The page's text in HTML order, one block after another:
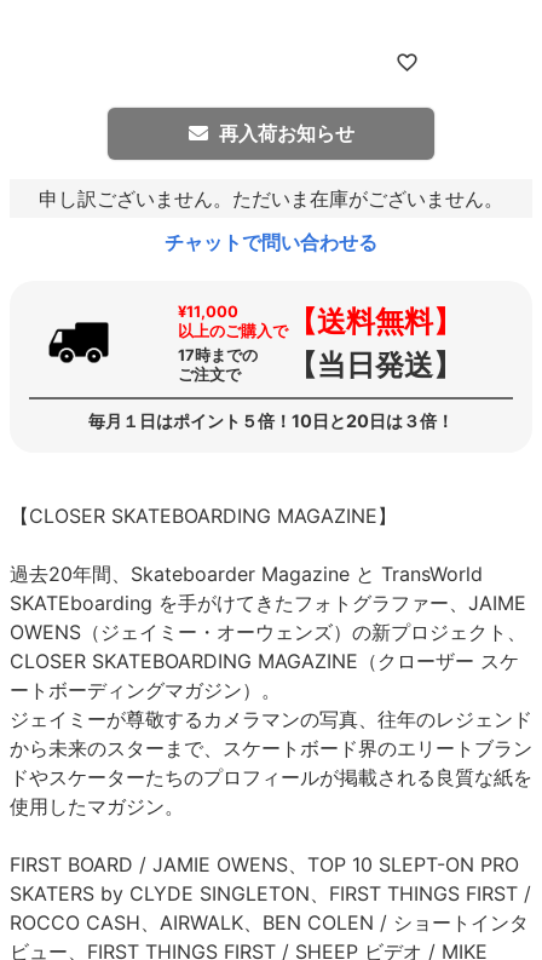
再入荷お知らせ
申し訳ございません。ただいま在庫がございません。
チャットで問い合わせる
¥11,000
以上のご購入で【送料無料】
17時までの
ご注文で
【当日発送】
毎月１日はポイント５倍！10日と20日は３倍！
【CLOSER SKATEBOARDING MAGAZINE】
過去20年間、Skateboarder Magazine と TransWorld
SKATEboarding を手がけてきたフォトグラファー、JAIME
OWENS（ジェイミー・オーウェンズ）の新プロジェクト、
CLOSER SKATEBOARDING MAGAZINE（クローザー スケ
ートボーディングマガジン）。
ジェイミーが尊敬するカメラマンの写真、往年のレジェンド
から未来のスターまで、スケートボード界のエリートブラン
ドやスケーターたちのプロフィールが掲載される良質な紙を
使用したマガジン。
FIRST BOARD / JAMIE OWENS、TOP 10 SLEPT-ON PRO
SKATERS by CLYDE SINGLETON、FIRST THINGS FIRST /
ROCCO CASH、AIRWALK、BEN COLEN / ショートインタ
ビュー、FIRST THINGS FIRST / SHEEP ビデオ / MIKE